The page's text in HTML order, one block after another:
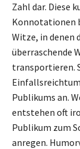
Zahl dar. Diese
Konnotationen
Witze, in denen
überraschende
transportieren.
Publikums an.
entstehen oft
Publikum zum
anregen.